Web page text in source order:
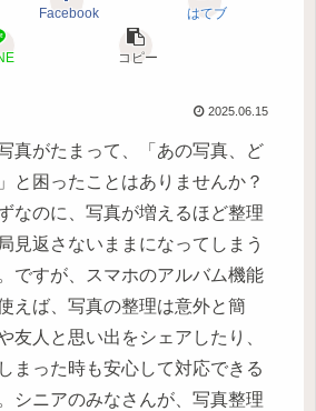
Facebook はてブ
コピー
2025.06.15
真がたまって、「あの写真、ど
と困ったことはありませんか？
なのに、写真が増えるほど整理
見返さないままになってしまう
ですが、スマホのアルバム機能
えば、写真の整理は意外と簡
友人と思い出をシェアしたり、
まった時も安心して対応できる
シニアのみなさんが、写真整理